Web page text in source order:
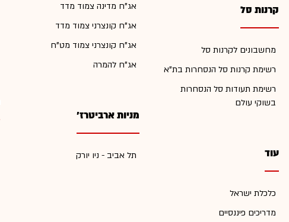
קרנות סל
מחשבונים לקרנות סל
רשימת קרנות סל הנסחרות בת"א
רשימת תעודות סל הנסחרות
בשוקי עולם
עוד
כלכלת ישראל
מדריכים פיננסיים
אג"ח מדינה צמוד מדד
אג"ח קונצרני צמוד מדד
אג"ח קונצרני צמוד מט"ח
אג"ח להמרה
מניות ארביטרז'
תל אביב - ניו יורק